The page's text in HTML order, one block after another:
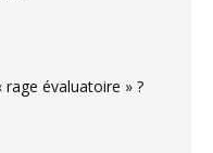
rage évaluatoire » ?